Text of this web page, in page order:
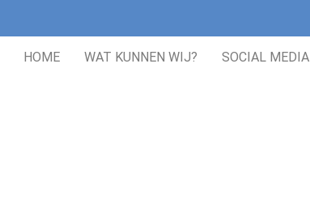
HOME WAT KUNNEN WIJ? SOCIAL MEDIA